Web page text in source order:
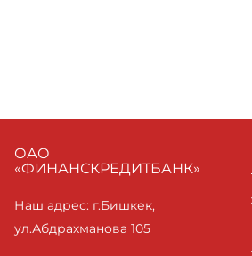
ОАО
«ФИНАНСКРЕДИТБАНК»
Наш адрес: г.Бишкек,
ул.Абдрахманова 105